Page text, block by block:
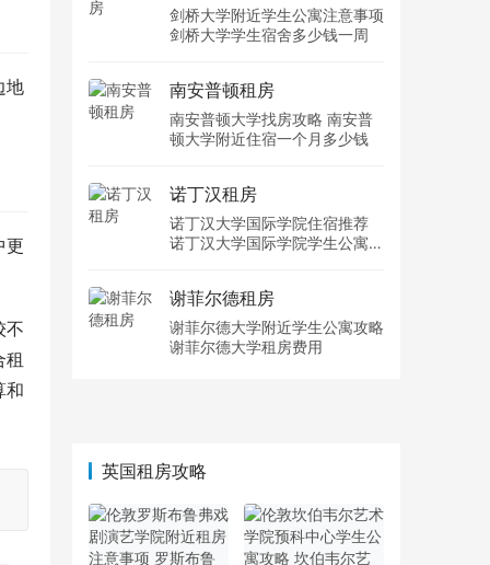
地
更
不
租
和
剑桥大学附近学生公寓注意事项
剑桥大学学生宿舍多少钱一周
南安普顿租房
南安普顿大学找房攻略 南安普
顿大学附近住宿一个月多少钱
诺丁汉租房
诺丁汉大学国际学院住宿推荐
诺丁汉大学国际学院学生公寓多
谢菲尔德租房
谢菲尔德大学附近学生公寓攻略
谢菲尔德大学租房费用
英国租房攻略